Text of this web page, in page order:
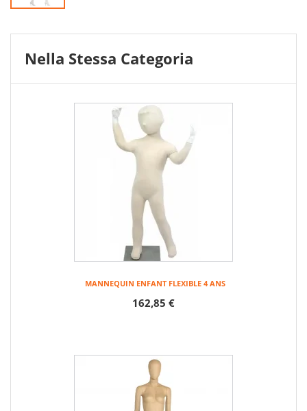
Nella Stessa Categoria
MANNEQUIN ENFANT FLEXIBLE 4 ANS
162,85 €